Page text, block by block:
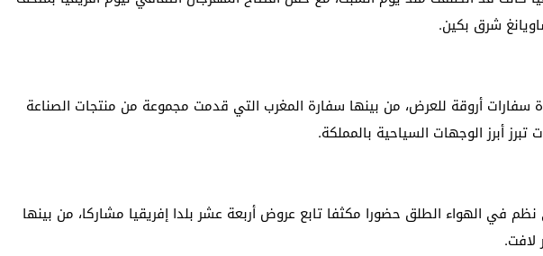
شرق بكين.
سفارات أروقة للعرض، من بينها سفارة المغرب التي قدمت مجموعة من منتجات الصناعة
أبرز الوجهات السياحية بالمملكة.
في الهواء الطلق حضورا مكثفا تابع عروض أربعة عشر بلدا إفريقيا مشاركا، من بينها